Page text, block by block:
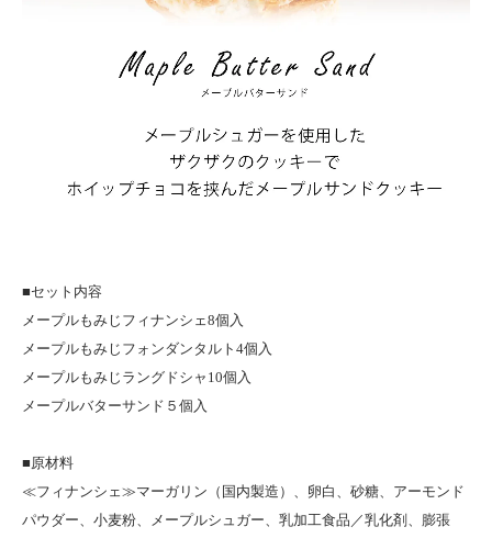
■セット内容
メープルもみじフィナンシェ8個入
メープルもみじフォンダンタルト4個入
メープルもみじラングドシャ10個入
メープルバターサンド５個入
■原材料
≪フィナンシェ≫マーガリン（国内製造）、卵白、砂糖、アーモンド
パウダー、小麦粉、メープルシュガー、乳加工食品／乳化剤、膨張